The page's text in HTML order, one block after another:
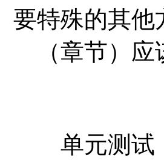
要特殊的其他
（章节）
单元测试：